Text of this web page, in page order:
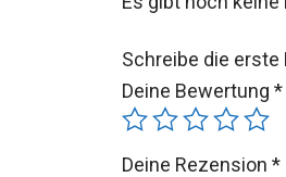
Schreibe die erste
Deine Bewertung *
Deine Rezension *